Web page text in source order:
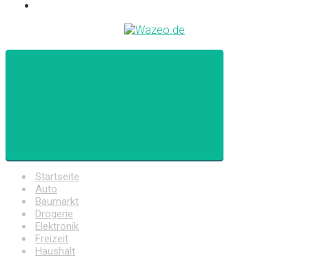
Startseite
Auto
Baumarkt
Drogerie
Elektronik
Freizeit
Haushalt